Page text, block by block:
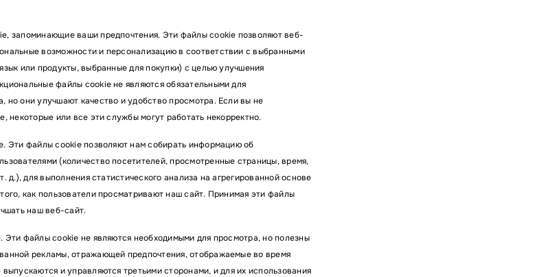
Электронная почта
указанных мной персональных данных и с политикой обработки и
запоминающие ваши предпочтения. Эти файлы cookie позволяют веб-
возможности и персонализацию в соответствии с выбранными
или продукты, выбранные для покупки) с целью улучшения
файлы cookie не являются обязательными для
но они улучшают качество и удобство просмотра. Если вы не
некоторые или все эти службы могут работать некорректно.
Эти файлы cookie позволяют нам собирать информацию об
(количество посетителей, просмотренные страницы, время,
д.), для выполнения статистического анализа на агрегированной основе
как пользователи просматривают наш сайт. Принимая эти файлы
наш веб-сайт.
Эти файлы cookie не являются необходимыми для просмотра, но полезны
рекламы, отражающей предпочтения, отображаемые во время
и управляются третьими сторонами, и для их использования